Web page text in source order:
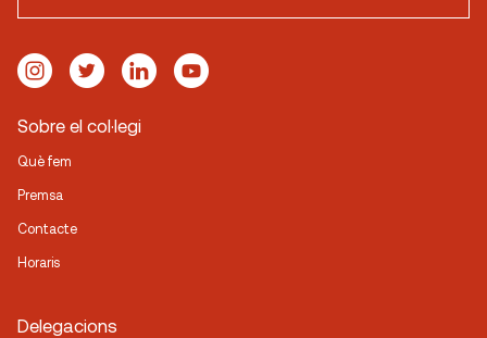
Sobre el col·legi
Què fem
Premsa
Contacte
Horaris
Delegacions